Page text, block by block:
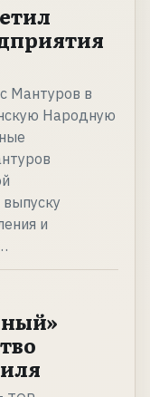
Мантуров в
Народную
и